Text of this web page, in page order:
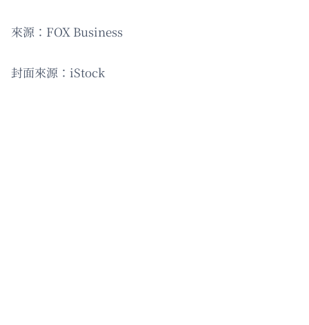
來源：FOX Business
封面來源：iStock